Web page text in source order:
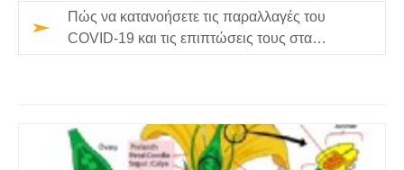
Πώς να κατανοήσετε τις παραλλαγές του
COVID-19 και τις επιπτώσεις τους στα
εμβόλια